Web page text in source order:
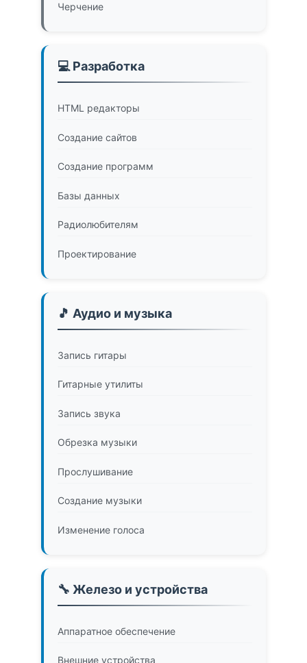
Черчение
💻 Разработка
HTML редакторы
Создание сайтов
Создание программ
Базы данных
Радиолюбителям
Проектирование
🎵 Аудио и музыка
Запись гитары
Гитарные утилиты
Запись звука
Обрезка музыки
Прослушивание
Создание музыки
Изменение голоса
🔧 Железо и устройства
Аппаратное обеспечение
Внешние устройства